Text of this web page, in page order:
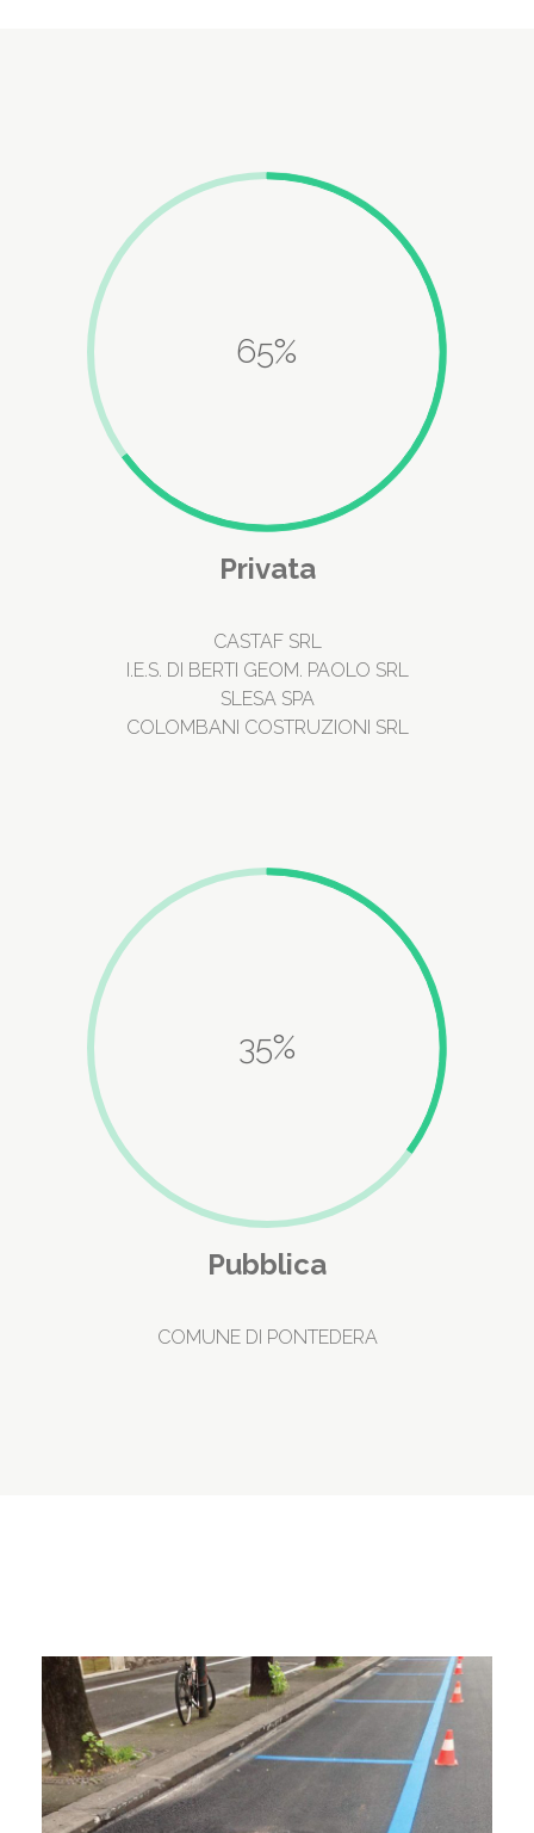
65%
Privata
CASTAF SRL
I.E.S. DI BERTI GEOM. PAOLO SRL
SLESA SPA
COLOMBANI COSTRUZIONI SRL
35%
Pubblica
COMUNE DI PONTEDERA